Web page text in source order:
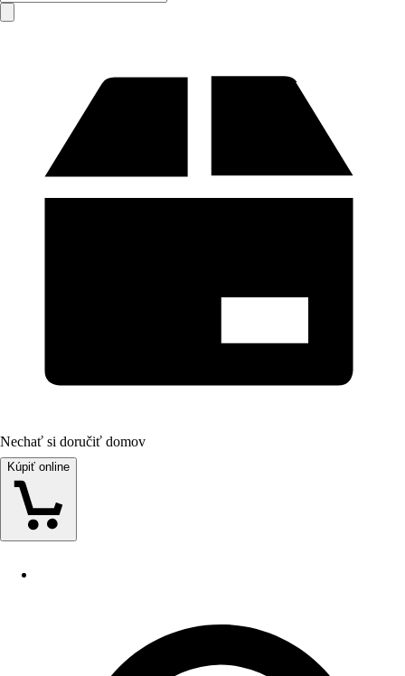
Nechať si doručiť domov
Kúpiť online